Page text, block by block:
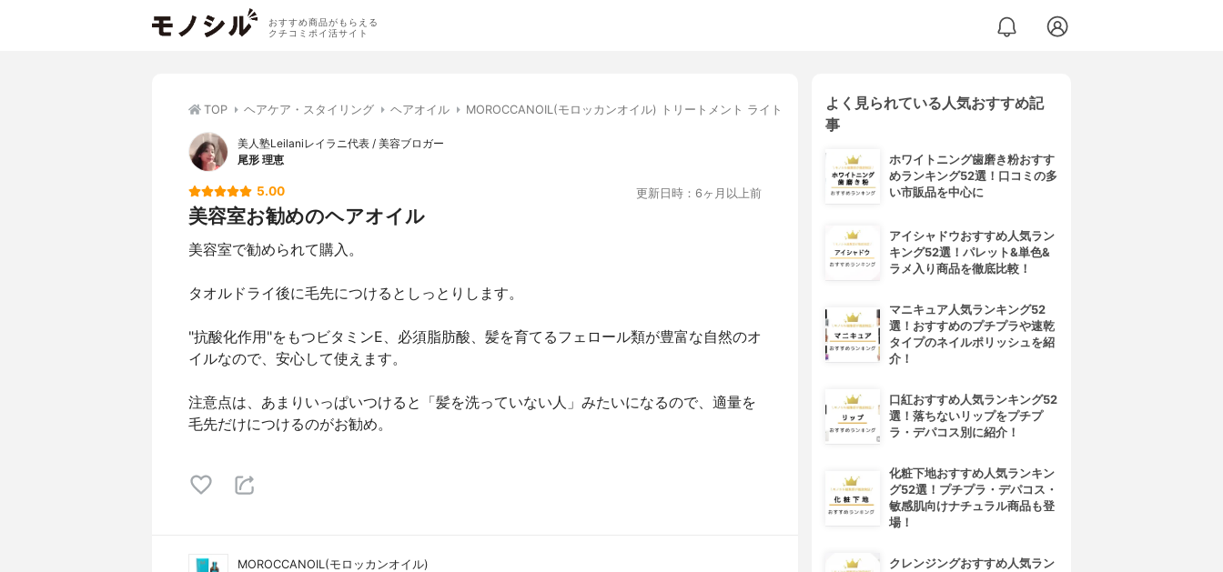
おすすめ商品がもらえる
クチコミポイ活サイト
TOP ヘアケア・スタイリング ヘアオイル MOROCCANOIL(モロッカンオイル) トリートメント ライト
美人塾Leilaniレイラニ代表 / 美容ブロガー
尾形 理恵
5.00 更新日時：6ヶ月以上前
美容室お勧めのヘアオイル
美容室で勧められて購入。
タオルドライ後に毛先につけるとしっとりします。
"抗酸化作用"をもつビタミンE、必須脂肪酸、髪を育てるフェロール類が豊富な自然のオ
イルなので、安心して使えます。
注意点は、あまりいっぱいつけると「髪を洗っていない人」みたいになるので、適量を
毛先だけにつけるのがお勧め。
MOROCCANOIL(モロッカンオイル)
よく見られている人気おすすめ記
事
ホワイトニング歯磨き粉おすす
めランキング52選！口コミの多
い市販品を中心に
アイシャドウおすすめ人気ラン
キング52選！パレット&単色&
ラメ入り商品を徹底比較！
マニキュア人気ランキング52
選！おすすめのプチプラや速乾
タイプのネイルポリッシュを紹
介！
口紅おすすめ人気ランキング52
選！落ちないリップをプチプ
ラ・デパコス別に紹介！
化粧下地おすすめ人気ランキン
グ52選！プチプラ・デパコス・
敏感肌向けナチュラル商品も登
場！
クレンジングおすすめ人気ラン